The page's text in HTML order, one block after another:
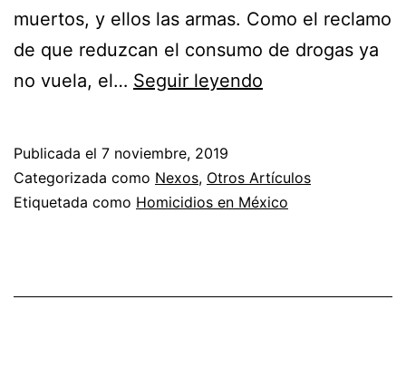
muertos, y ellos las armas. Como el reclamo
de que reduzcan el consumo de drogas ya
no vuela, el… Seguir leyendo
gringas?
Publicada el 7 noviembre, 2019
Categorizada como Nexos, Otros Artículos
Etiquetada como Homicidios en México